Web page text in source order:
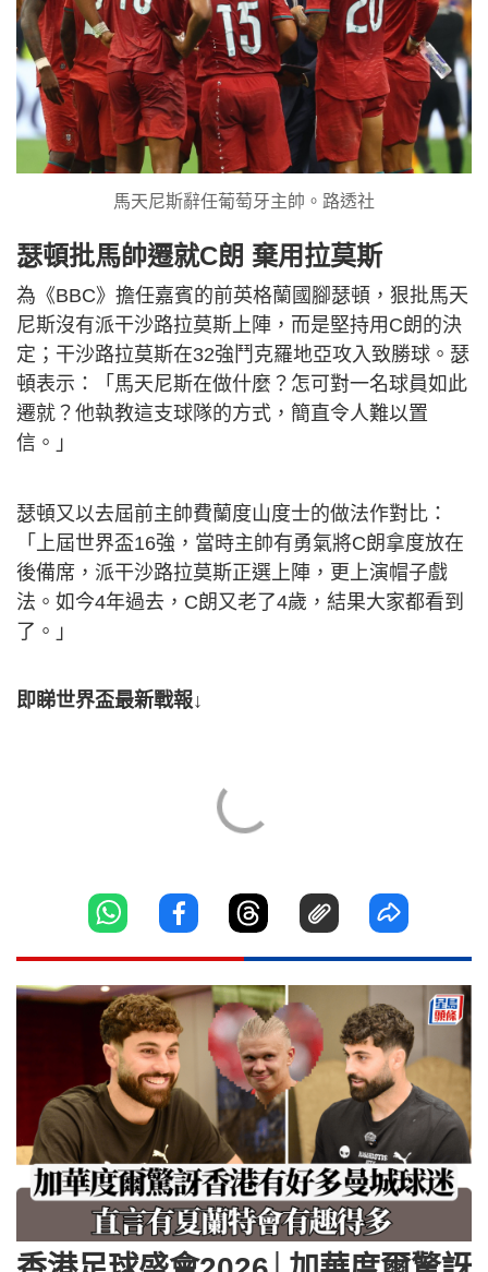
馬天尼斯辭任葡萄牙主帥。路透社
瑟頓批馬帥遷就C朗 棄用拉莫斯
為《BBC》擔任嘉賓的前英格蘭國腳瑟頓，狠批馬天
尼斯沒有派干沙路拉莫斯上陣，而是堅持用C朗的決
定；干沙路拉莫斯在32強鬥克羅地亞攻入致勝球。瑟
頓表示：「馬天尼斯在做什麼？怎可對一名球員如此
遷就？他執教這支球隊的方式，簡直令人難以置
信。」
瑟頓又以去屆前主帥費蘭度山度士的做法作對比：
「上屆世界盃16強，當時主帥有勇氣將C朗拿度放在
後備席，派干沙路拉莫斯正選上陣，更上演帽子戲
法。如今4年過去，C朗又老了4歲，結果大家都看到
了。」
即睇世界盃最新戰報↓